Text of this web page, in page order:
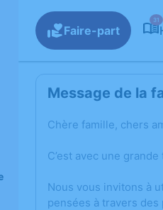
Faire-part
31
Message de la
Chère famille, chers
C’est avec une
Nous vous invitons à
pensées à travers